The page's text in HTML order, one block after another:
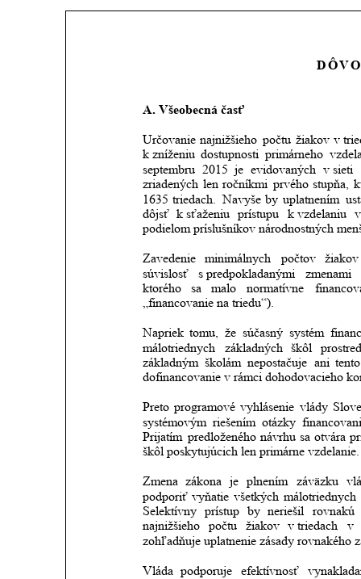
A. Všeobecná časť
Určovanie najnižšieho počtu žiakov v
k zníženiu dostupnosti primárneho
septembru 2015 je evidovaných v sieti
zriadených len ročníkmi prvého stupňa,
1635 triedach. Navyše by uplatnením
dôjsť k sťaženiu prístupu k vzdelaniu
podielom príslušníkov národnostných
Zavedenie minimálnych počtov
žiakov
súvislosť
s predpokladanými zmenami
ktorého
sa malo normatívne
„financovanie na triedu“).
Napriek tomu, že súčasný systém
málotriednych
základných škôl
základným školám nepostačuje ani tento
dofinancovanie v rámci dohodovacieho
Preto programové vyhlásenie vlády
systémovým riešením otázky
Prijatím predloženého návrhu sa otvára
škôl poskytujúcich len primárne vzdelanie.
Zmena zákona je plnením záväzku
podporiť vyňatie všetkých málotriednych
Selektívny
prístup by neriešil
rovnakú
najnižšieho
počtu žiakov v triedach
v
zohľadňuje uplatnenie zásady rovnakého
Vláda podporuje efektívnosť